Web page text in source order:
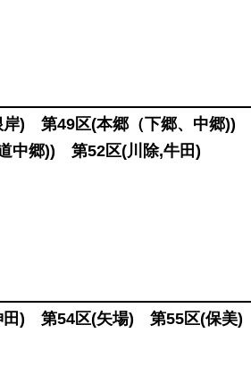
岸) 第49区(本郷（下郷、中郷))
中郷)) 第52区(川除,牛田)
田) 第54区(矢場) 第55区(保美)